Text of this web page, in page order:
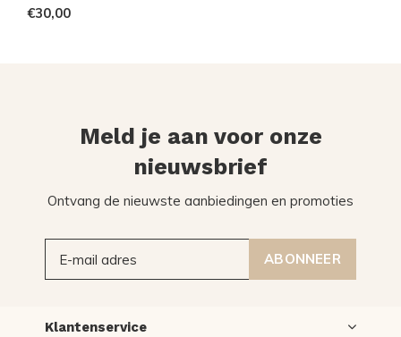
€30,00
Meld je aan voor onze
nieuwsbrief
Ontvang de nieuwste aanbiedingen en promoties
ABONNEER
Klantenservice